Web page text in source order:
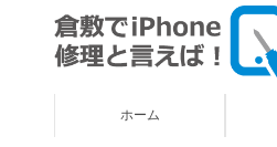
ホーム